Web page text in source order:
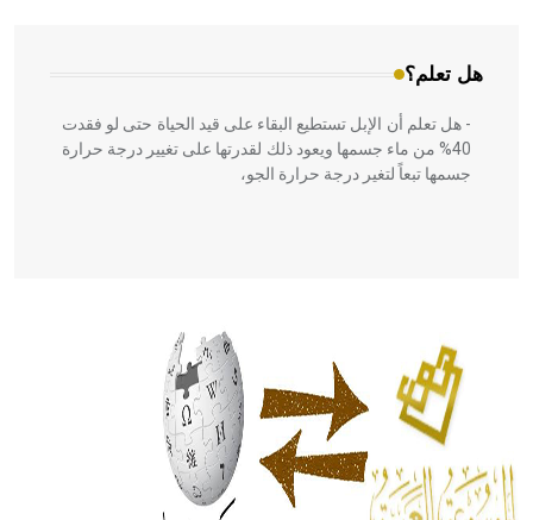
هل تعلم؟
- هل تعلم أن الإبل تستطيع البقاء على قيد الحياة حتى لو فقدت
40% من ماء جسمها ويعود ذلك لقدرتها على تغيير درجة حرارة
جسمها تبعاً لتغير درجة حرارة الجو،
الحكم، الأدلة، تنظيم التغذية، ورسالته في جروح الرأس. ويعود
له الفضل بأنه حرر الطب من الدين والفلسفة.
- هل تعلم أن المرجان إفراز حيواني يتكون في البحر ويتركب
من مادة كربونات الكلسيوم، وهو أحمر أو شديد الحمرة وهو